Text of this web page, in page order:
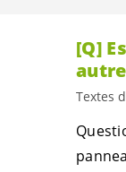
[Q]
Textes